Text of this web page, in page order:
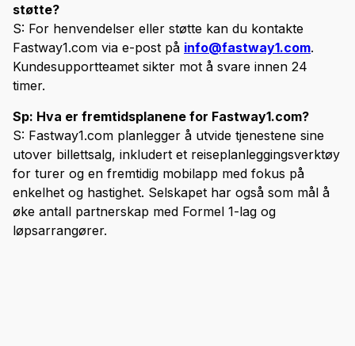
støtte?
S: For henvendelser eller støtte kan du kontakte
Fastway1.com via e-post på info@fastway1.com.
Kundesupportteamet sikter mot å svare innen 24
timer.
Sp: Hva er fremtidsplanene for Fastway1.com?
S: Fastway1.com planlegger å utvide tjenestene sine
utover billettsalg, inkludert et reiseplanleggingsverktøy
for turer og en fremtidig mobilapp med fokus på
enkelhet og hastighet. Selskapet har også som mål å
øke antall partnerskap med Formel 1-lag og
løpsarrangører.